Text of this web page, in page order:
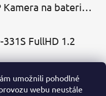
umožnili pohodlné
webu neustále
2MP Bezdrátová Wi-Fi IP Kamera na baterie MBC-Cubic s mikrofonem, reproduktorem a slotem microSD
FullHD 1.2